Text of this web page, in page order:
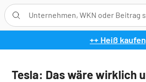
++ Heiß
Tesla: Das wäre wirklich